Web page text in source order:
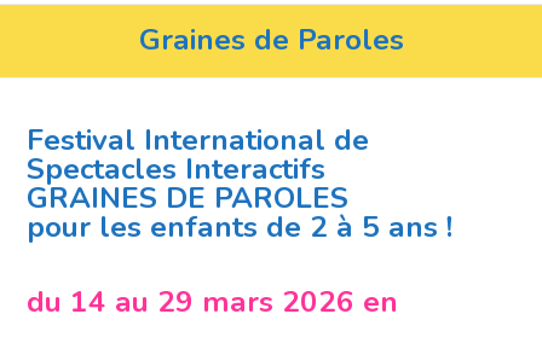
Graines de Paroles
Festival International de
Spectacles Interactifs
GRAINES DE PAROLES
pour les enfants de 2 à 5 ans !
du 14 au 29 mars 2026 en